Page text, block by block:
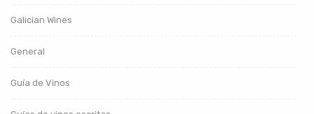
Galician Wines
General
Guía de Vinos